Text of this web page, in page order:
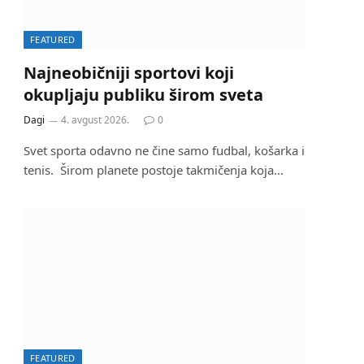
FEATURED
Najneobičniji sportovi koji
okupljaju publiku širom sveta
Dagi 4. avgust 2026. 0
Svet sporta odavno ne čine samo fudbal, košarka i
tenis. Širom planete postoje takmičenja koja…
FEATURED